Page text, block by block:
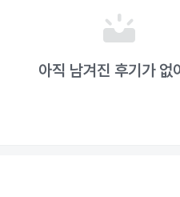
upcoming
아직 남겨진 후기가 없